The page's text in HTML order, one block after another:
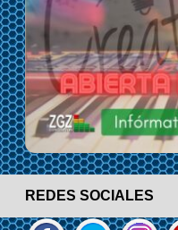
REDES SOCIALES